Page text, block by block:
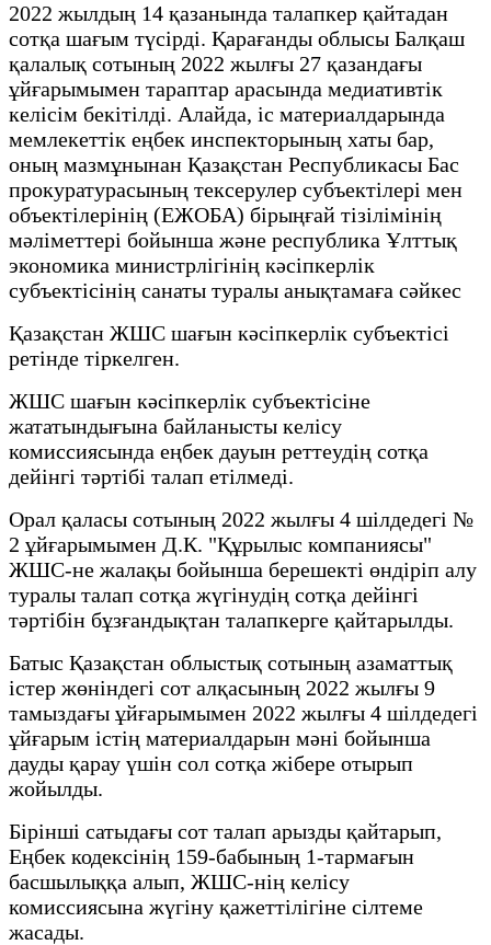
2022 жылдың 14 қазанында талапкер қайтадан
сотқа шағым түсірді. Қарағанды облысы Балқаш
қалалық сотының 2022 жылғы 27 қазандағы
ұйғарымымен тараптар арасында медиативтік
келісім бекітілді. Алайда, іс материалдарында
мемлекеттік еңбек инспекторының хаты бар,
оның мазмұнынан Қазақстан Республикасы Бас
прокуратурасының тексерулер субъектілері мен
объектілерінің (ЕЖОБА) бірыңғай тізілімінің
мәліметтері бойынша және республика Ұлттық
экономика министрлігінің кәсіпкерлік
субъектісінің санаты туралы анықтамаға сәйкес
Қазақстан ЖШС шағын кәсіпкерлік субъектісі
ретінде тіркелген.
ЖШС шағын кәсіпкерлік субъектісіне
жататындығына байланысты келісу
комиссиясында еңбек дауын реттеудің сотқа
дейінгі тәртібі талап етілмеді.
Орал қаласы сотының 2022 жылғы 4 шілдедегі №
2 ұйғарымымен Д.К. "Құрылыс компаниясы"
ЖШС-не жалақы бойынша берешекті өндіріп алу
туралы талап сотқа жүгінудің сотқа дейінгі
тәртібін бұзғандықтан талапкерге қайтарылды.
Батыс Қазақстан облыстық сотының азаматтық
істер жөніндегі сот алқасының 2022 жылғы 9
тамыздағы ұйғарымымен 2022 жылғы 4 шілдедегі
ұйғарым істің материалдарын мәні бойынша
дауды қарау үшін сол сотқа жібере отырып
жойылды.
Бірінші сатыдағы сот талап арызды қайтарып,
Еңбек кодексінің 159-бабының 1-тармағын
басшылыққа алып, ЖШС-нің келісу
комиссиясына жүгіну қажеттілігіне сілтеме
жасады.